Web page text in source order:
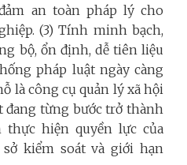
an toàn pháp lý cho
(3) Tính minh bạch,
bộ, ổn định, dễ tiên liệu
pháp luật ngày càng
là công cụ quản lý xã hội
đang từng bước trở thành
thực hiện quyền lực của
kiểm soát và giới hạn